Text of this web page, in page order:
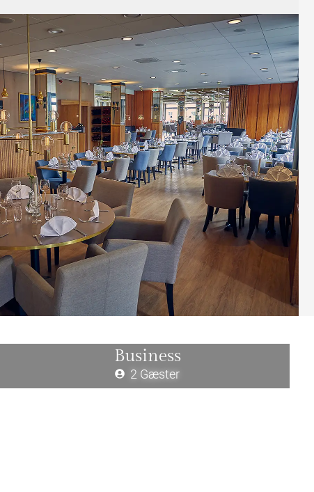
Business
2 Gæster